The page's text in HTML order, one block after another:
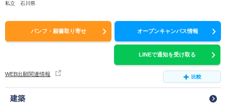
私立 石川県
パンフ・願書取り寄せ オープンキャンパス情報
LINEで通知を受け取る
WEB出願関連情報 比較
建築